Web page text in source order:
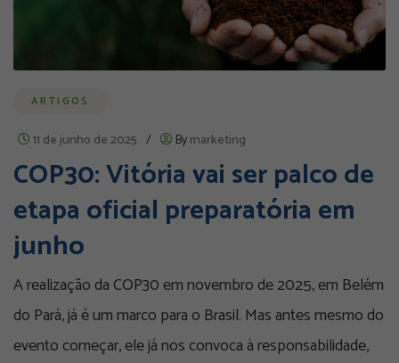
ARTIGOS
11 de junho de 2025 / Bymarketing
COP30: Vitória vai ser palco de
etapa oficial preparatória em
junho
A realização da COP30 em novembro de 2025, em Belém
do Pará, já é um marco para o Brasil. Mas antes mesmo do
evento começar, ele já nos convoca à responsabilidade,